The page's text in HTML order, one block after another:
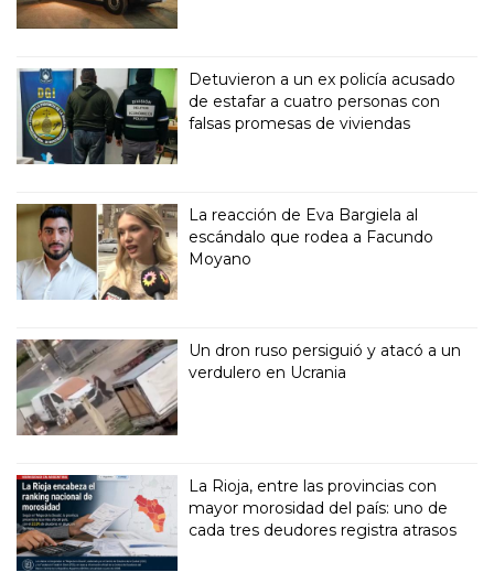
Detuvieron a un ex policía acusado
de estafar a cuatro personas con
falsas promesas de viviendas
La reacción de Eva Bargiela al
escándalo que rodea a Facundo
Moyano
Un dron ruso persiguió y atacó a un
verdulero en Ucrania
La Rioja, entre las provincias con
mayor morosidad del país: uno de
cada tres deudores registra atrasos